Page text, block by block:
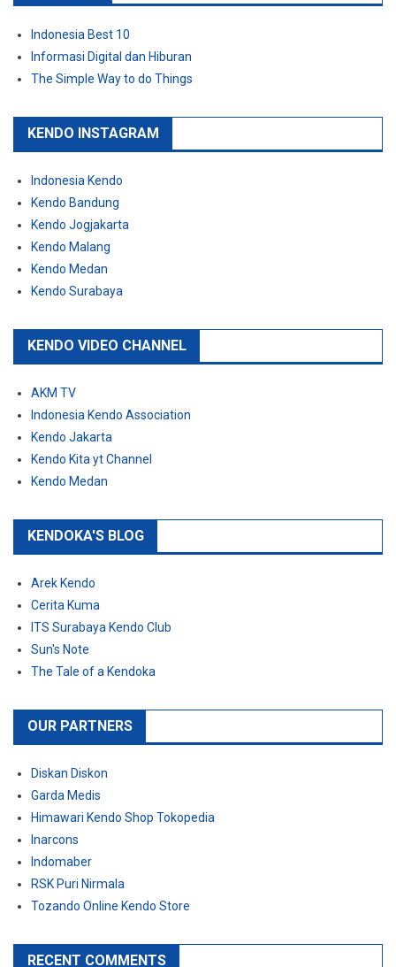
Indonesia Best 10
Informasi Digital dan Hiburan
The Simple Way to do Things
KENDO INSTAGRAM
Indonesia Kendo
Kendo Bandung
Kendo Jogjakarta
Kendo Malang
Kendo Medan
Kendo Surabaya
KENDO VIDEO CHANNEL
AKM TV
Indonesia Kendo Association
Kendo Jakarta
Kendo Kita yt Channel
Kendo Medan
KENDOKA'S BLOG
Arek Kendo
Cerita Kuma
ITS Surabaya Kendo Club
Sun's Note
The Tale of a Kendoka
OUR PARTNERS
Diskan Diskon
Garda Medis
Himawari Kendo Shop Tokopedia
Inarcons
Indomaber
RSK Puri Nirmala
Tozando Online Kendo Store
RECENT COMMENTS